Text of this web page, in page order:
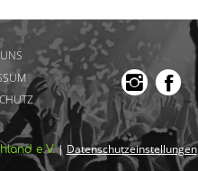
e.V.| Datenschutzeinstellungen